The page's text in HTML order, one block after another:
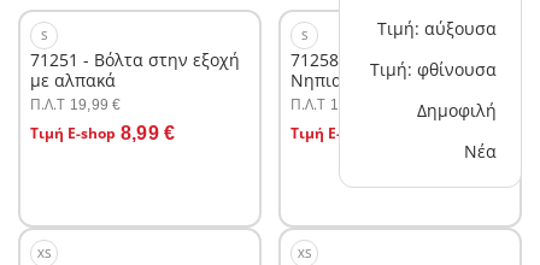
Τιμή: αύξουσα
Τιμή: φθίνουσα
Δημοφιλή
Νέα
S
71251 - Βόλτα στην εξοχή
με αλπακά
Π.Λ.T 19,99 €
Τιμή E-shop 8,99 €
Στο καλάθι
S
71258 - Starter Pack
Νηπιαγωγός με παιδάκια
και καροτσάκι
Π.Λ.T 14,99 €
Τιμή E-shop
XS XS